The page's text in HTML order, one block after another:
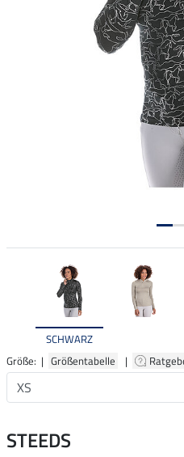
SCHWARZ
Größe: | Größentabelle |
STEEDS